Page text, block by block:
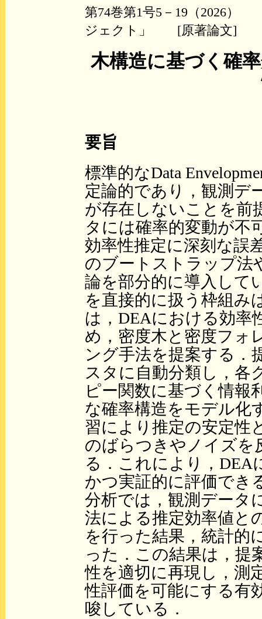
第74巻第1号5－19（2026）
ジェクト」 [原著論文]
木構造に基づく確
要旨
標準的なData
定論的であり，観測デ
が存在しないことを前
タには確率的変動が不
効率性推定に深刻な誤
のブートストラップ法
論を部分的に導入して
を直接的に扱う枠組み
は，DEAにおける効率
め，密度木と密度フォ
ング手法を提案する．
スタに自動分類し，各
ピー関数に基づく情報
な確率構造をモデル化
習により推定の安定性
のばらつきやノイズを
る．これにより，DEA
かつ実証的に評価でき
分析では，観測データ
法による推定効率値と
を行った結果，統計的
った．この結果は，提
性を適切に再現し，測
性評価を可能にする有
唆している．